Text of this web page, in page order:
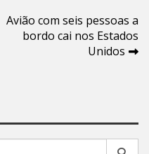
Avião com seis pessoas a
bordo cai nos Estados
Unidos